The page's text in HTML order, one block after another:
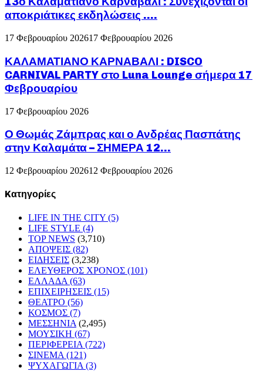
αποκριάτικες εκδηλώσεις ….
17 Φεβρουαρίου 202617 Φεβρουαρίου 2026
ΚΑΛΑΜΑΤΙΑΝΟ ΚΑΡΝΑΒΑΛΙ : DISCO
CARNIVAL PARTY στο Luna Lounge σήμερα 17
Φεβρουαρίου
17 Φεβρουαρίου 2026
Ο Θωμάς Ζάμπρας και ο Ανδρέας Πασπάτης
στην Καλαμάτα – ΣΗΜΕΡΑ 12...
12 Φεβρουαρίου 202612 Φεβρουαρίου 2026
Kατηγορίες
LIFE IN THE CITY (5)
LIFE STYLE (4)
TOP NEWS (3,710)
ΑΠΟΨΕΙΣ (82)
ΕΙΔΗΣΕΙΣ (3,238)
ΕΛΕΥΘΕΡΟΣ ΧΡΟΝΟΣ (101)
ΕΛΛΑΔΑ (63)
ΕΠΙΧΕΙΡΗΣΕΙΣ (15)
ΘΕΑΤΡΟ (56)
ΚΟΣΜΟΣ (7)
ΜΕΣΣΗΝΙΑ (2,495)
ΜΟΥΣΙΚΗ (67)
ΠΕΡΙΦΕΡΕΙΑ (722)
ΣΙΝΕΜΑ (121)
ΨΥΧΑΓΩΓΙΑ (3)